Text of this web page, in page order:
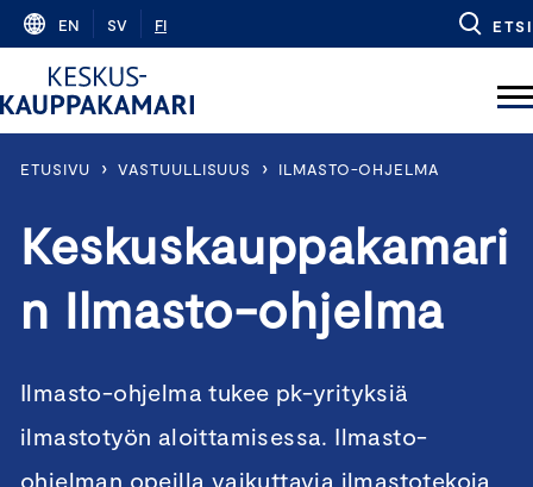
Skip
content
EN SV FI ETSI
ETUSIVU › VASTUULLISUUS › ILMASTO-OHJELMA
Keskuskauppakamari
n Ilmasto-ohjelma
Ilmasto-ohjelma tukee pk-yrityksiä
ilmastotyön aloittamisessa. Ilmasto-
ohjelman opeilla vaikuttavia ilmastotekoja